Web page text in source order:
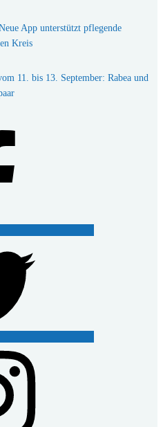
App unterstützt pflegende
Kreis
11. bis 13. September: Rabea und